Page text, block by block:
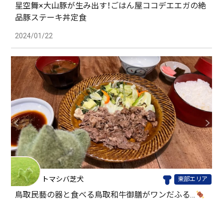
星空舞×大山豚が生み出す！ごはん屋ココデエエガの絶
品豚ステーキ丼定食
2024/01/22
トマシバ芝犬 東部エリア
鳥取民藝の器と食べる鳥取和牛御膳がワンだふる…